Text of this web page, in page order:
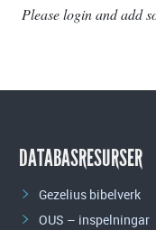
Please login and add
DATABASRESURSER
Gezelius bibelverk
OUS – inspelningar